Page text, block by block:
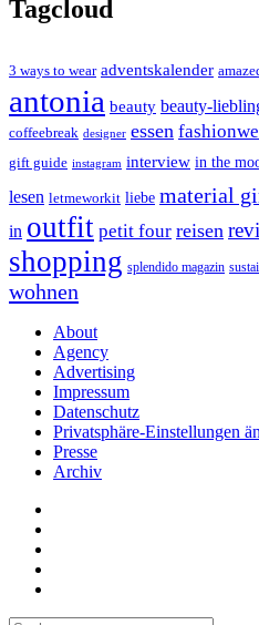
Tagcloud
3 ways to wear adventskalender
antonia beauty beauty-
coffeebreak designer essen
gift guide instagram interview in the
lesen letmeworkit liebe material
in outfit petit four reisen
shopping splendido magazin
wohnen
About
Agency
Advertising
Impressum
Datenschutz
Privatsphäre-Einstellungen
Presse
Archiv